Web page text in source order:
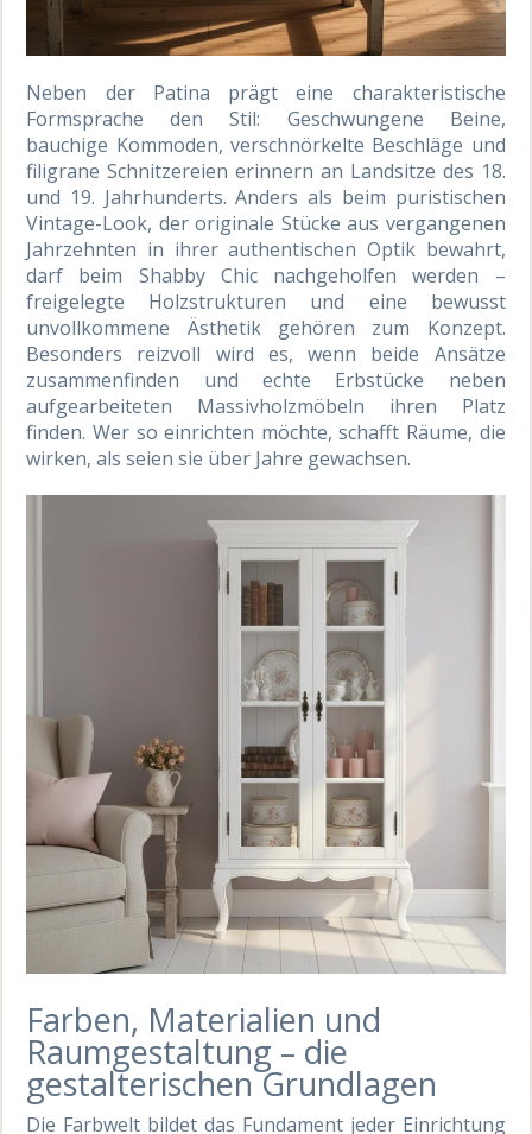
Neben der Patina prägt eine charakteristische
Formsprache den Stil: Geschwungene Beine,
bauchige Kommoden, verschnörkelte Beschläge und
filigrane Schnitzereien erinnern an Landsitze des 18.
und 19. Jahrhunderts. Anders als beim puristischen
Vintage-Look, der originale Stücke aus vergangenen
Jahrzehnten in ihrer authentischen Optik bewahrt,
darf beim Shabby Chic nachgeholfen werden –
freigelegte Holzstrukturen und eine bewusst
unvollkommene Ästhetik gehören zum Konzept.
Besonders reizvoll wird es, wenn beide Ansätze
zusammenfinden und echte Erbstücke neben
aufgearbeiteten Massivholzmöbeln ihren Platz
finden. Wer so einrichten möchte, schafft Räume, die
wirken, als seien sie über Jahre gewachsen.
Farben, Materialien und
Raumgestaltung – die
gestalterischen Grundlagen
Die Farbwelt bildet das Fundament jeder Einrichtung